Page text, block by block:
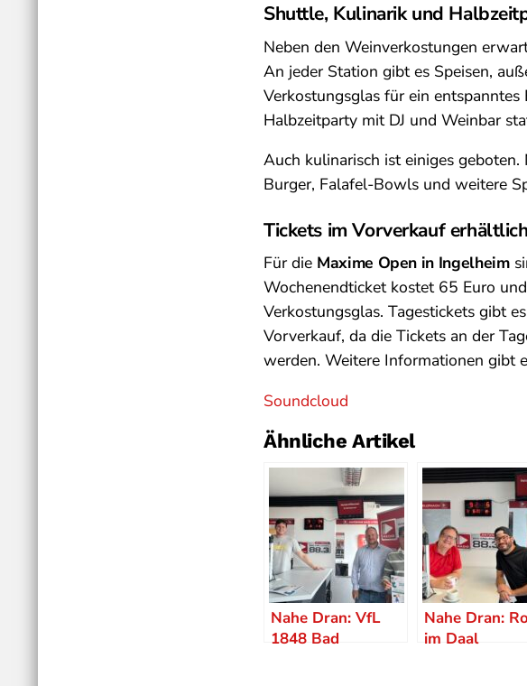
Shuttle, Kulinarik und
Neben den Weinverkostungen
An jeder Station gibt es Speisen,
Verkostungsglas für ein
Halbzeitparty mit DJ und Weinbar
Auch kulinarisch ist einiges
Burger, Falafel-Bowls und weitere
Tickets im Vorverkauf erhältlich
Für die Maxime Open in Ingelheim
Wochenendticket kostet 65 Euro
Verkostungsglas. Tagestickets gibt
Vorverkauf, da die Tickets an der
werden. Weitere Informationen gibt
Soundcloud
Ähnliche Artikel
Nahe Dran: VfL
1848 Bad
Nahe Dran:
im Daal